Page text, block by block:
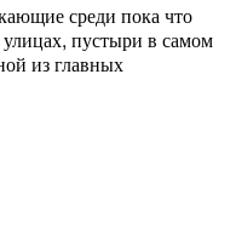
среди пока что
пустыри в самом
из главных